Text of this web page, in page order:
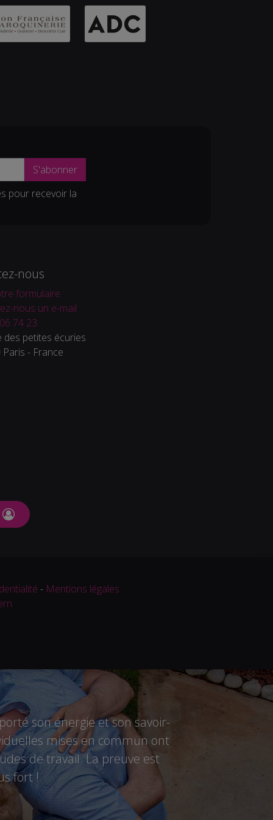
S'abonner
pour recevoir la
nous
formulaire
nous un e-mail
74 23
des petites écuries
- France
- Mentions légales
son énergie et son savoir-
mises en commun ont
de travail. La preuve est
fort !